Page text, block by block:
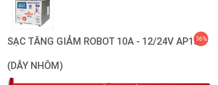
SẠC TĂNG GIẢM ROBOT 10A - 12/24V AP15
(DÂY NHÔM)
36%